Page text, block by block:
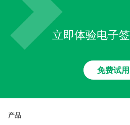
立即体验电子
免费试用
产品